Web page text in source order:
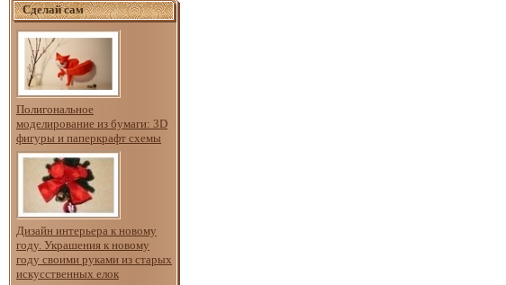
Сделай сам
Полигональное
моделирование из бумаги: 3D
фигуры и паперкрафт схемы
Дизайн интерьера к новому
году. Украшения к новому
году своими руками из старых
искусственных елок